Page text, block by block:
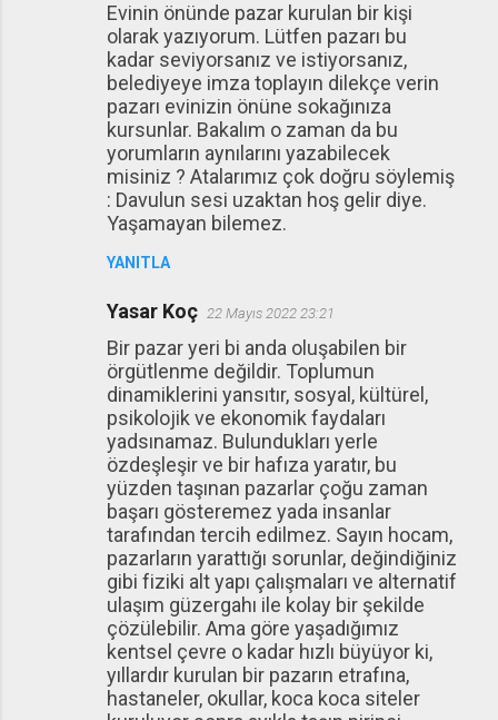
Evinin önünde pazar kurulan bir kişi
olarak yazıyorum. Lütfen pazarı bu
kadar seviyorsanız ve istiyorsanız,
belediyeye imza toplayın dilekçe verin
pazarı evinizin önüne sokağınıza
kursunlar. Bakalım o zaman da bu
yorumların aynılarını yazabilecek
misiniz ? Atalarımız çok doğru söylemiş
: Davulun sesi uzaktan hoş gelir diye.
Yaşamayan bilemez.
YANITLA
Yasar Koç 22 Mayıs 2022 23:21
Bir pazar yeri bi anda oluşabilen bir
örgütlenme değildir. Toplumun
dinamiklerini yansıtır, sosyal, kültürel,
psikolojik ve ekonomik faydaları
yadsınamaz. Bulundukları yerle
özdeşleşir ve bir hafıza yaratır, bu
yüzden taşınan pazarlar çoğu zaman
başarı gösteremez yada insanlar
tarafından tercih edilmez. Sayın hocam,
pazarların yarattığı sorunlar, değindiğiniz
gibi fiziki alt yapı çalışmaları ve alternatif
ulaşım güzergahı ile kolay bir şekilde
çözülebilir. Ama göre yaşadığımız
kentsel çevre o kadar hızlı büyüyor ki,
yıllardır kurulan bir pazarın etrafına,
hastaneler, okullar, koca koca siteler